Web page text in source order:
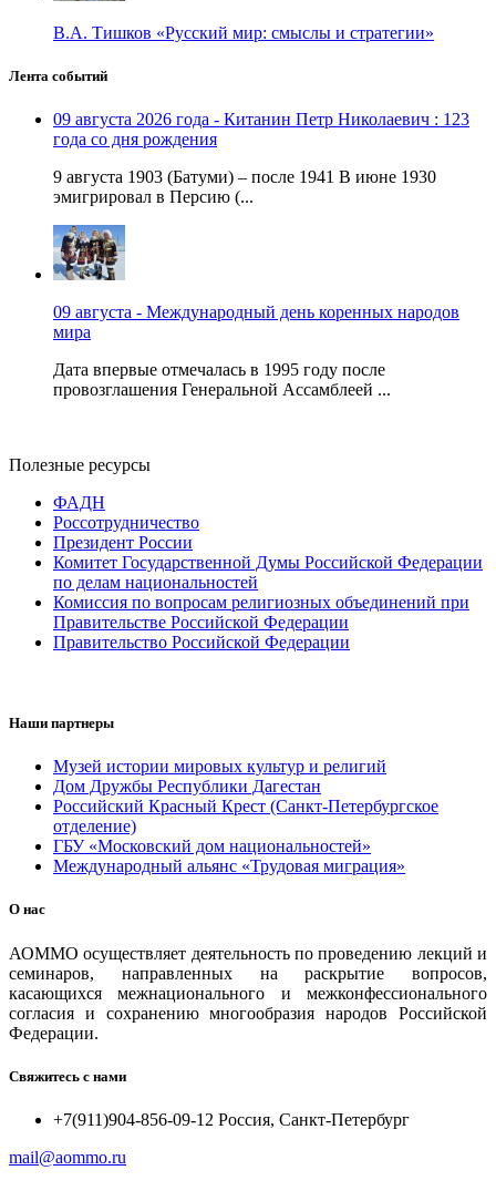
В.А. Тишков «Русский мир: смыслы и стратегии»
Лента событий
09 августа 2026 года - Китанин Петр Николаевич : 123
года со дня рождения
9 августа 1903 (Батуми) – после 1941 В июне 1930
эмигрировал в Персию (...
09 августа - Международный день коренных народов
мира
Дата впервые отмечалась в 1995 году после
провозглашения Генеральной Ассамблеей ...
Полезные ресурсы
ФАДН
Россотрудничество
Президент России
Комитет Государственной Думы Российской Федерации
по делам национальностей
Комиссия по вопросам религиозных объединений при
Правительстве Российской Федерации
Правительство Российской Федерации
Наши партнеры
Музей истории мировых культур и религий
Дом Дружбы Республики Дагестан
Российский Красный Крест (Санкт-Петербургское
отделение)
ГБУ «Московский дом национальностей»
Международный альянс «Трудовая миграция»
О нас
АОММО осуществляет деятельность по проведению лекций и
семинаров, направленных на раскрытие вопросов,
касающихся межнационального и межконфессионального
согласия и сохранению многообразия народов Российской
Федерации.
Свяжитесь с нами
+7(911)904-856-09-12 Россия, Санкт-Петербург
mail@aommo.ru